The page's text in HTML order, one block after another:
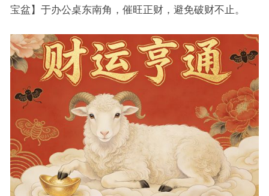
宝盆】于办公桌东南角，催旺正财，避免破财不止。